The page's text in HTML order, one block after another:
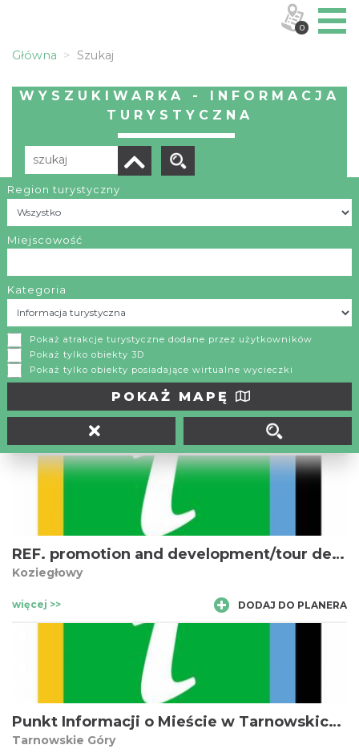
Główna Szukaj
WYSZUKIWARKA - INFORMACJA
TURYSTYCZNA
Region turystyczny
Miejscowość
Kategoria
Pokaż atrakcje turystyczne dodane przez użytkowników
Pokaż tylko obiekty 3D
Pokaż tylko obiekty posiadające wirtualne wycieczki
POKAŻ MAPĘ
Liczba elementów:
Sławków
Punkt Informacji Turystycznej jest placówką prowadzoną w
ramach Centrum Edukacji Ekologicznej i Kulturowej w
Sławkowie.
DODAJ DO PLANERA
REF. promotion and development/tour desk in Koziegłowy
Koziegłowy
więcej >> DODAJ DO PLANERA
Punkt Informacji o Mieście w Tarnowskich Górach
Tarnowskie Góry
0